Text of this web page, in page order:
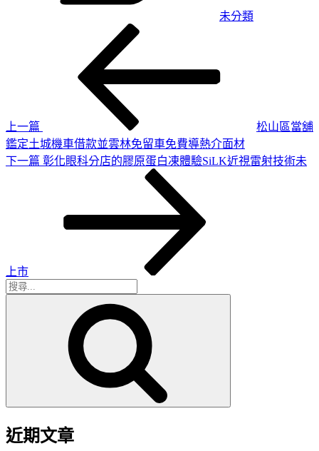
未分類
上一篇
松山區當舖
鑑定土城機車借款並雲林免留車免費導熱介面材
下
下一篇 彰化眼科分店的膠原蛋白凍體驗SiLK近視雷射技術未
上市
搜
近期文章